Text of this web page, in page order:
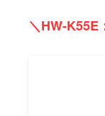
＼HW-K55E